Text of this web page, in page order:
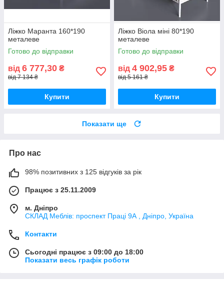
Ліжко Маранта 160*190
металеве
Готово до відправки
від 6 777,30 ₴
від 7 134 ₴
Купити
Ліжко Віола міні 80*190
металеве
Готово до відправки
від 4 902,95 ₴
від 5 161 ₴
Купити
Показати ще
Про нас
98% позитивних з 125 відгуків за рік
Працює з 25.11.2009
м. Дніпро
СКЛАД Меблів: проспект Праці 9А , Дніпро, Україна
Контакти
Сьогодні працює з 09:00 до 18:00
Показати весь графік роботи